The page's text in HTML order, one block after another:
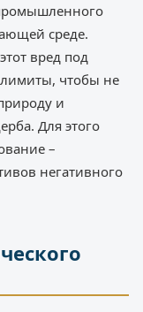
среде.
вред под
лимиты, чтобы не
и
Для этого
–
негативного